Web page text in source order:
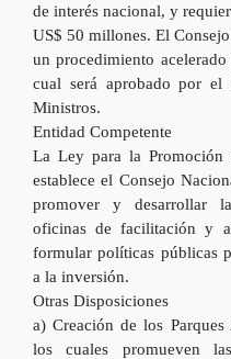
de interés nacional, y
US$ 50 millones. El
un procedimiento
cual será aprobado por el
Ministros.
Entidad Competente
La Ley para la Promoción
establece el Consejo
promover y desarrollar
oficinas de facilitación y
formular políticas públicas
a la inversión.
Otras Disposiciones
a) Creación de los
los cuales promueven